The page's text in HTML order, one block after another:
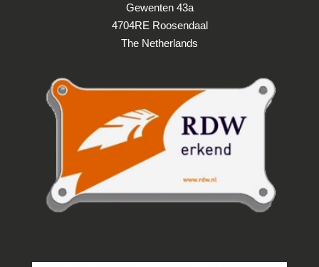
Gewenten 43a
4704RE Roosendaal
The Netherlands